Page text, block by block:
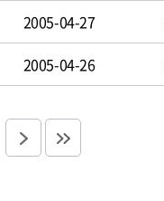
2005-04-27
2005-04-26